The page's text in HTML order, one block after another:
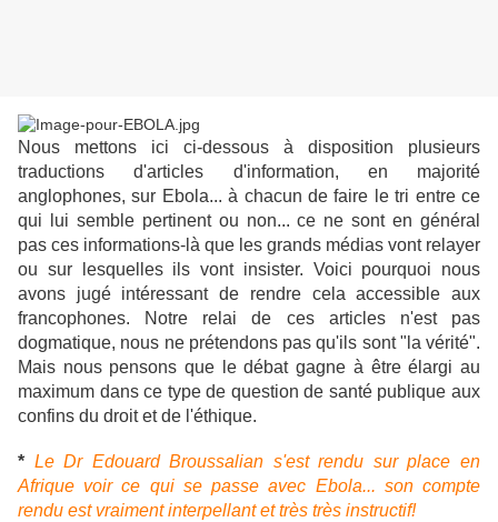
Nous mettons ici ci-dessous à disposition plusieurs
traductions d'articles d'information, en majorité
anglophones, sur Ebola... à chacun de faire le tri entre ce
qui lui semble pertinent ou non... ce ne sont en général
pas ces informations-là que les grands médias vont relayer
ou sur lesquelles ils vont insister. Voici pourquoi nous
avons jugé intéressant de rendre cela accessible aux
francophones. Notre relai de ces articles n'est pas
dogmatique, nous ne prétendons pas qu'ils sont "la vérité".
Mais nous pensons que le débat gagne à être élargi au
maximum dans ce type de question de santé publique aux
confins du droit et de l'éthique.
* Le Dr Edouard Broussalian s'est rendu sur place en
Afrique voir ce qui se passe avec Ebola... son compte
rendu est vraiment interpellant et très très instructif!